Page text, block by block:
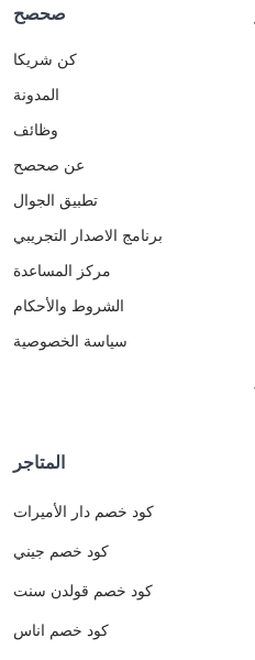
صحصح
كن شريكا
المدونة
وظائف
عن صحصح
تطبيق الجوال
برنامج الاصدار التجريبي
مركز المساعدة
الشروط والأحكام
سياسة الخصوصية
المتاجر
كود خصم دار الأميرات
كود خصم جيني
كود خصم قولدن سنت
كود خصم اناس